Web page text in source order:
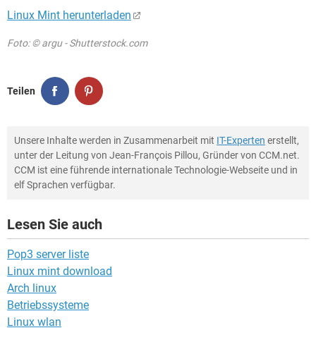
Linux Mint herunterladen
Foto: © argu - Shutterstock.com
Teilen
Unsere Inhalte werden in Zusammenarbeit mit IT-Experten erstellt,
unter der Leitung von Jean-François Pillou, Gründer von CCM.net.
CCM ist eine führende internationale Technologie-Webseite und in
elf Sprachen verfügbar.
Lesen Sie auch
Pop3 server liste
Linux mint download
Arch linux
Betriebssysteme
Linux wlan